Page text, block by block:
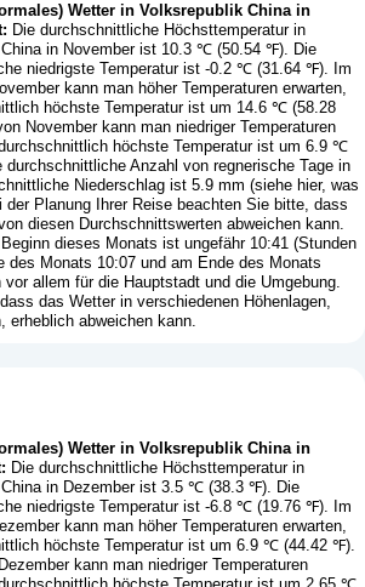
Wetter in Volksrepublik China in
Die durchschnittliche Höchsttemperatur in
in November ist 10.3 ℃ (50.54 ℉). Die
niedrigste Temperatur ist -0.2 ℃ (31.64 ℉). Im
kann man höher Temperaturen erwarten,
höchste Temperatur ist um 14.6 ℃ (58.28
November kann man niedriger Temperaturen
höchste Temperatur ist um 6.9 ℃
Anzahl von regnerische Tage in
Niederschlag ist 5.9 mm (siehe hier, was
der Planung Ihrer Reise beachten Sie bitte, dass
diesen Durchschnittswerten abweichen kann.
dieses Monats ist ungefähr 10:41 (Stunden
des Monats 10:07 und am Ende des Monats
allem für die Hauptstadt und die Umgebung.
das Wetter in verschiedenen Höhenlagen,
erheblich abweichen kann.
Wetter in Volksrepublik China in
Die durchschnittliche Höchsttemperatur in
in Dezember ist 3.5 ℃ (38.3 ℉). Die
niedrigste Temperatur ist -6.8 ℃ (19.76 ℉). Im
kann man höher Temperaturen erwarten,
höchste Temperatur ist um 6.9 ℃ (44.42 ℉).
kann man niedriger Temperaturen